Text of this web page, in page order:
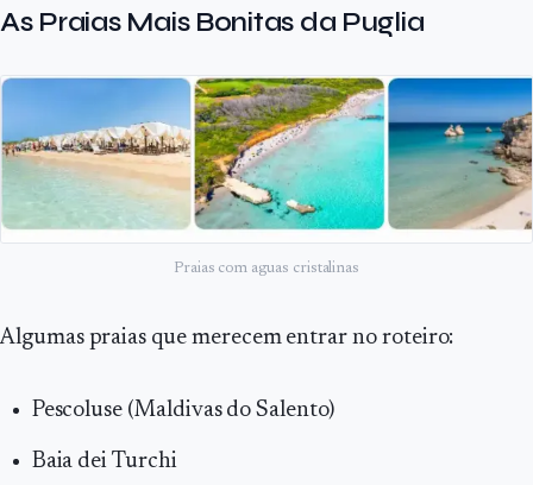
As Praias Mais Bonitas da Puglia
Praias com aguas cristalinas
Algumas praias que merecem entrar no roteiro:
Pescoluse (Maldivas do Salento)
Baia dei Turchi